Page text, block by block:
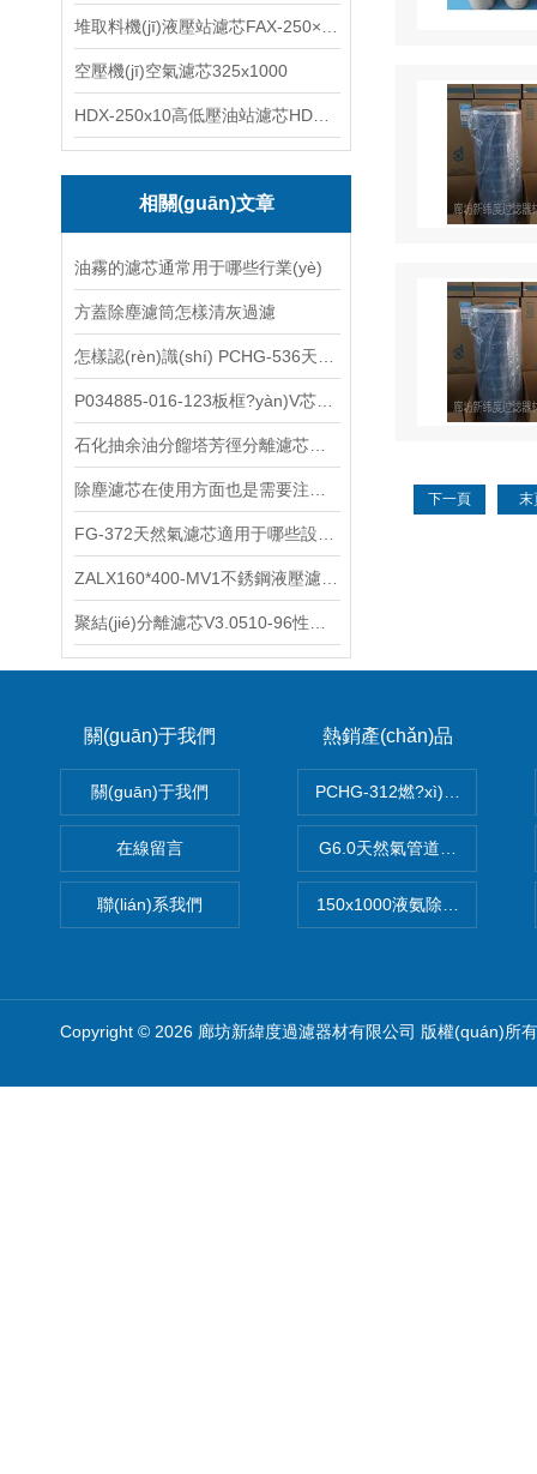
空壓機(jī)空氣濾芯325x1000
相關(guān)文章
油霧的濾芯通常用于哪些行業(yè)
方蓋除塵濾筒怎樣清灰過濾
下一頁 末
關(guān)于我們
關(guān)于我們
在線留言
聯(lián)系我們
熱銷產(chǎn)品
PCHG-312燃?xì)鉃V芯
G6.0天然氣管道濾芯
150x1000液氨除油濾芯
Copyright © 2026 廊坊新緯度過濾器材有限公司 版權(quán)所有